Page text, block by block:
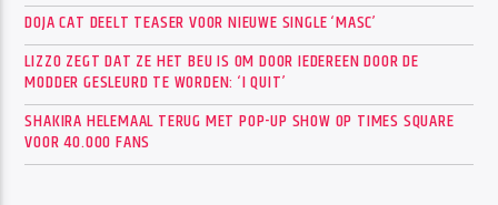
DOJA CAT DEELT TEASER VOOR NIEUWE SINGLE ‘MASC’
LIZZO ZEGT DAT ZE HET BEU IS OM DOOR IEDEREEN DOOR DE
MODDER GESLEURD TE WORDEN: ‘I QUIT’
SHAKIRA HELEMAAL TERUG MET POP-UP SHOW OP TIMES SQUARE
VOOR 40.000 FANS